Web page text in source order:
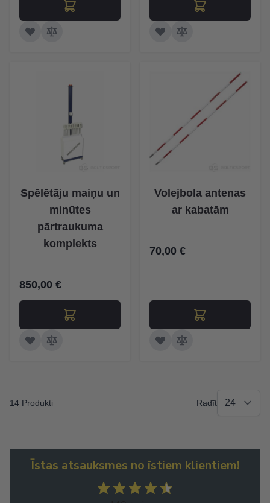
Spēlētāju maiņu un
minūtes
pārtraukuma
komplekts
850,00 €
Volejbola antenas
ar kabatām
70,00 €
14 Produkti Radīt
Īstas atsauksmes no īstiem klientiem!